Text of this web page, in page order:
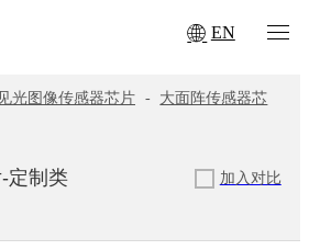
EN
光图像传感器芯片 - 大面阵传感器芯
定制类 加入对比